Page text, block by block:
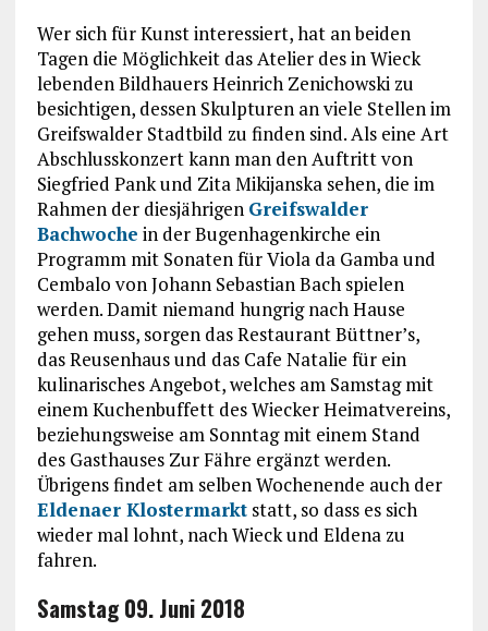
Wer sich für Kunst interessiert, hat an beiden
Tagen die Möglichkeit das Atelier des in Wieck
lebenden Bildhauers Heinrich Zenichowski zu
besichtigen, dessen Skulpturen an viele Stellen im
Greifswalder Stadtbild zu finden sind. Als eine Art
Abschlusskonzert kann man den Auftritt von
Siegfried Pank und Zita Mikijanska sehen, die im
Rahmen der diesjährigen Greifswalder
Bachwoche in der Bugenhagenkirche ein
Programm mit Sonaten für Viola da Gamba und
Cembalo von Johann Sebastian Bach spielen
werden. Damit niemand hungrig nach Hause
gehen muss, sorgen das Restaurant Büttner’s,
das Reusenhaus und das Cafe Natalie für ein
kulinarisches Angebot, welches am Samstag mit
einem Kuchenbuffett des Wiecker Heimatvereins,
beziehungsweise am Sonntag mit einem Stand
des Gasthauses Zur Fähre ergänzt werden.
Übrigens findet am selben Wochenende auch der
Eldenaer Klostermarktstatt, so dass es sich
wieder mal lohnt, nach Wieck und Eldena zu
fahren.
Samstag 09. Juni 2018